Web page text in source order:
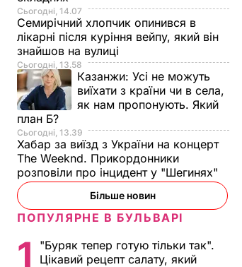
Адміністрації
і звільняє
відповів
з
Сьогодні, 14.07
Семирічний хлопчик опинився в
лікарні після куріння вейпу, який він
знайшов на вулиці
Сьогодні, 13.58
Казанжи: Усі не можуть
виїхати з країни чи в села,
як нам пропонують. Який
план Б?
Сьогодні, 13.39
Хабар за виїзд з України на концерт
The Weeknd. Прикордонники
розповіли про інцидент у "Шегинях"
Більше новин
ПОПУЛЯРНЕ В БУЛЬВАРІ
1
"Буряк тепер готую тільки так".
Цікавий рецепт салату, який